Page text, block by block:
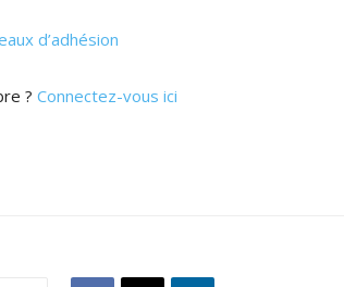
d’adhésion
? Connectez-vous ici